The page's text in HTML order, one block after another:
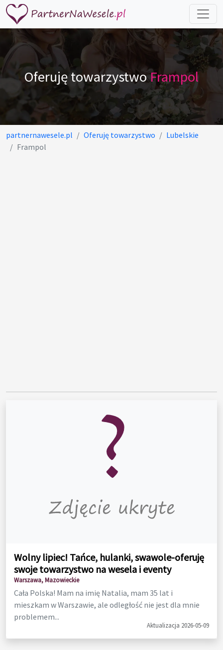
Oferuję towarzystwoFrampol
partnernawesele.pl Oferuję towarzystwo
Lubelskie
Frampol
Wolny lipiec! Tańce, hulanki, swawole-oferuję
swoje towarzystwo na wesela i eventy
Warszawa, Mazowieckie
Cała Polska! Mam na imię Natalia, mam 35 lat i
mieszkam w Warszawie, ale odległość nie jest dla mnie
problemem...
Aktualizacja 2026-05-09